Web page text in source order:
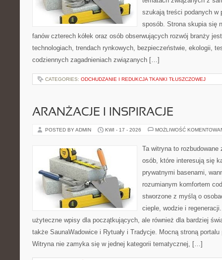
szukają treści podanych w
sposób. Strona skupia się
fanów czterech kółek oraz osób obserwujących rozwój branży
technologiach, trendach rynkowych, bezpieczeństwie, ekologii,
codziennych zagadnieniach związanych […]
CATEGORIES: ODCHUDZANIE I REDUKCJA TKANKI TŁUSZCZOWEJ
ARANŻACJE I INSPIRACJE
POSTED BY ADMIN KWI - 17 - 2026 MOŻLIWOŚĆ
Ta witryna to
osób, które interesują się
prywatnymi basenami,
rozumianym komfortem
stworzone z myślą o
cieple, wodzie i
użyteczne wpisy dla początkujących, ale również dla bardziej
także SaunaWadowice i Rytuały i Tradycje. Mocną stroną
Witryna nie zamyka się w jednej kategorii tematycznej, […]